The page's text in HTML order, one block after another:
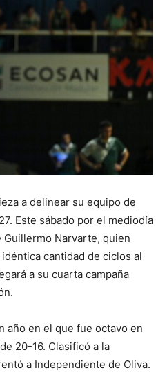
a delinear su equipo de
Este sábado por el mediodía
Narvarte, quien
cantidad de ciclos al
a su cuarta campaña
año en el que fue octavo en
20-16. Clasificó a la
a Independiente de Oliva.